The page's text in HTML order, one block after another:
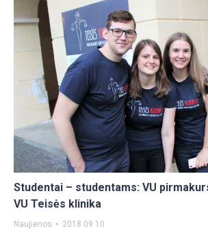
Studentai – studentams: VU
VU Teisės klinika
Naujienos 2018 09 10